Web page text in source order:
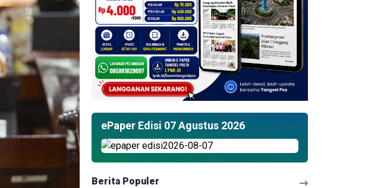
ePaper Edisi 07 Agustus 2026
Berita Populer